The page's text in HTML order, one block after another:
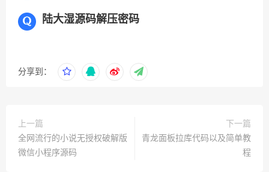
陆大湿源码解压密码
分享到：
上一篇
全网流行的小说无授权破解版
微信小程序源码
下一篇
青龙面板拉库代码以及简单教
程